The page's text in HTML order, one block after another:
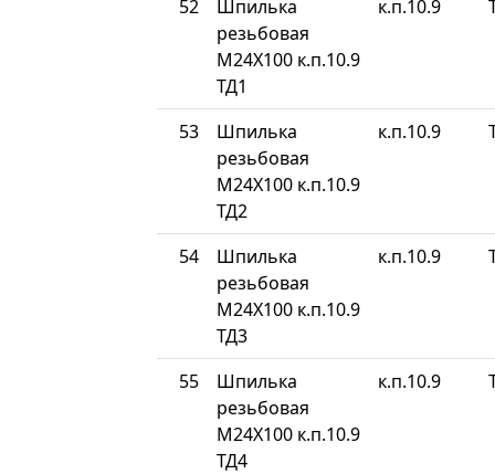
52
Шпилька
резьбовая
М24Х100 к.п.10.9
ТД1
к.п.10.9
53
Шпилька
резьбовая
М24Х100 к.п.10.9
ТД2
к.п.10.9
54
Шпилька
резьбовая
М24Х100 к.п.10.9
ТД3
к.п.10.9
55
Шпилька
резьбовая
М24Х100 к.п.10.9
ТД4
к.п.10.9